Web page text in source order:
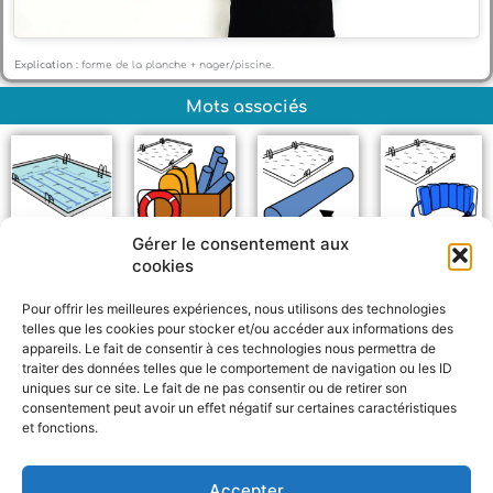
Gérer le consentement aux
cookies
Pour offrir les meilleures expériences, nous utilisons des technologies
telles que les cookies pour stocker et/ou accéder aux informations des
appareils. Le fait de consentir à ces technologies nous permettra de
traiter des données telles que le comportement de navigation ou les ID
uniques sur ce site. Le fait de ne pas consentir ou de retirer son
consentement peut avoir un effet négatif sur certaines caractéristiques
et fonctions.
Explication : forme de la planche + nager/piscine.
Mots associés
Équipement de
natation
Frite
Ceinture de
flotteurs
a
h
e
s
a